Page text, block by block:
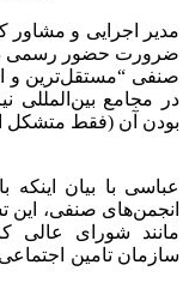
مدیر اجرایی و مشاور
ضرورت حضور رسمی در
صنفی‌ “مستقل‌ترین و
در مجامع بین‌المللی
بودن آن (فقط متشکل
انجمن‌های صنفی، این
مانند شورای عالی
سازمان تامین